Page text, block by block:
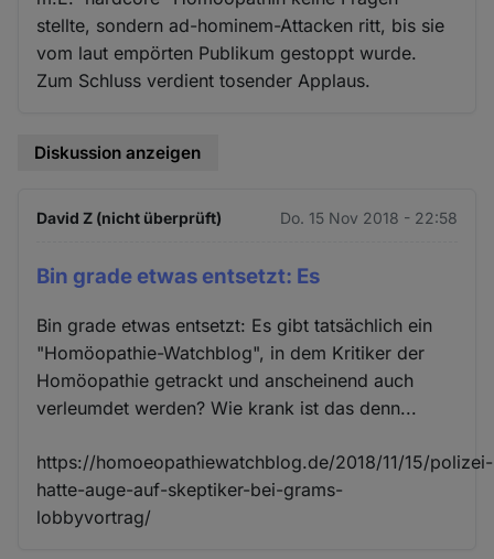
stellte, sondern ad-hominem-Attacken ritt, bis sie
vom laut empörten Publikum gestoppt wurde.
Zum Schluss verdient tosender Applaus.
Diskussion anzeigen
David Z (nicht überprüft) Do. 15 Nov 2018 - 22:58
Bin grade etwas entsetzt: Es
Bin grade etwas entsetzt: Es gibt tatsächlich ein
"Homöopathie-Watchblog", in dem Kritiker der
Homöopathie getrackt und anscheinend auch
verleumdet werden? Wie krank ist das denn...
https://homoeopathiewatchblog.de/2018/11/15/polizei-
hatte-auge-auf-skeptiker-bei-grams-
lobbyvortrag/